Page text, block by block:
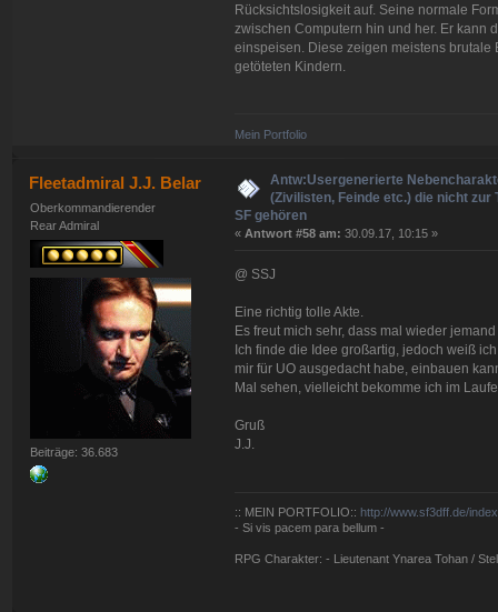
Rücksichtslosigkeit auf. Seine normale
zwischen Computern hin und her. Er kann
einspeisen. Diese zeigen meistens
getöteten Kindern.
Mein Portfolio
Fleetadmiral J.J. Belar
Oberkommandierender
Rear Admiral
Beiträge: 36.683
Antw:Usergenerierte
(Zivilisten, Feinde etc.) die nicht zur
SF gehören
« Antwort #58 am: 30.09.17, 10:15 »
@ SSJ
Eine richtig tolle Akte.
Es freut mich sehr, dass mal wieder
Ich finde die Idee großartig, jedoch weiß
mir für UO ausgedacht habe, einbauen
Mal sehen, vielleicht bekomme ich im
Gruß
J.J.
:: MEIN PORTFOLIO:: http://www.sf3dff.de/
- Si vis pacem para bellum -
RPG Charakter: - Lieutenant Ynarea Tohan /